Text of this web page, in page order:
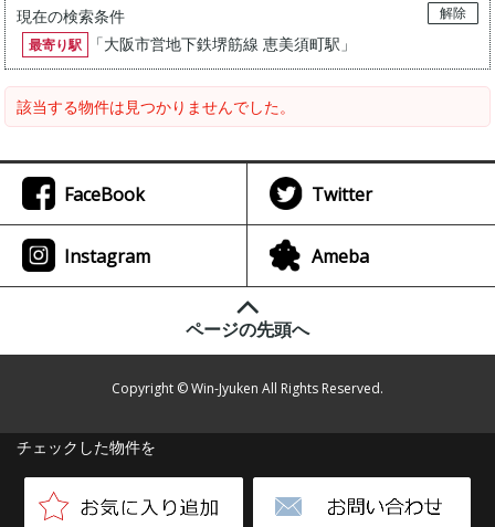
現在の検索条件
解除
最寄り駅
「大阪市営地下鉄堺筋線 恵美須町駅 」
該当する物件は見つかりませんでした。
チェックした物件を
FaceBook Twitter
Instagram Ameba
ページの先頭へ
Copyright © Win-Jyuken All Rights Reserved.